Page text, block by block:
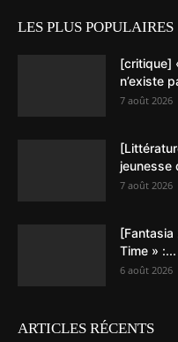
LES PLUS POPULAIRES
[critique]
n’existe
7 août 2026
jeunesse
7 août 2026
Time » :...
6 août 2026
ARTICLES RÉCENTS